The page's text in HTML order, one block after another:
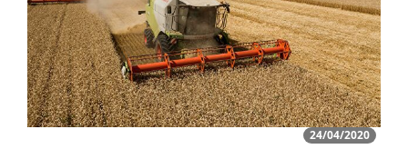
24/04/2020